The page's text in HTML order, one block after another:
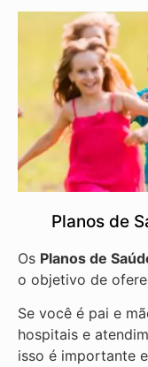
Planos de
Os Planos de
o objetivo de
Se você é pai e
hospitais e
isso é importante